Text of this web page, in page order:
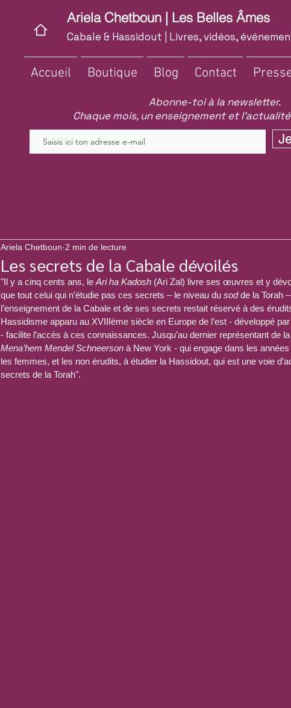
Ariela Chetboun | Les Belles Âmes
Cabale & Hassidout | Livres, vidéos,
Accueil Boutique Blog Contact
Abonne-toi à la newsletter.
Chaque mois, un enseignement et
Les secrets de la Cabale dévoilés
Ariela Chetboun 2 min de lecture
"Il y a cinq cents ans, le Ari ha Kadosh (Ari Zal) livre ses œuvres et y
que tout celui qui n’étudie pas ces secrets – le niveau du sod de la Torah
l’enseignement de la Cabale et de ses secrets restait réservé à des
Hassidisme apparu au XVIIIème siècle en Europe de l’est - développé
- facilite l’accès à ces connaissances. Jusqu’au dernier représentant de la
Mena’hem Mendel Schneerson à New York - qui engage dans les
les femmes, et les non érudits, à étudier la Hassidout, qui est une voie
secrets de la Torah".